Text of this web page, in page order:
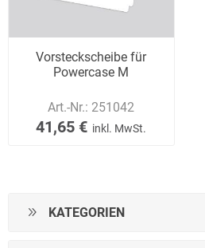
Vorsteckscheibe für
Powercase M
Art.-Nr.: 251042
41,65 € inkl. MwSt.
KATEGORIEN